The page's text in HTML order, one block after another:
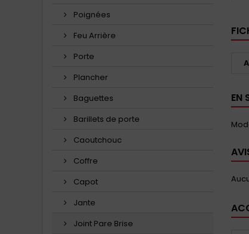
Poignées
Feu Arrière
Porte
Plancher
Baguettes
Barillets de porte
Caoutchouc
Coffre
Capot
Jante
Joint Pare Brise
EN